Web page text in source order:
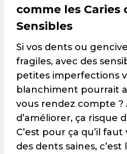
comme les Caries
Sensibles
Si vos dents ou
fragiles, avec des
petites imperfections
blanchiment pourrait
vous rendez compte ?
d’améliorer, ça risque
C’est pour ça qu’il
des dents saines,